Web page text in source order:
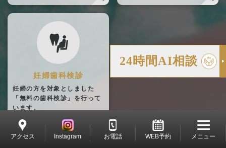
妊婦歯科検診
妊婦の方を対象としました
「無料の歯科検診」を行って
います。
婦さんが対象となります。ぜ
ひお問い合わせください。
24時間AI相談
アクセス Instagram お電話 WEB予約 メニュー